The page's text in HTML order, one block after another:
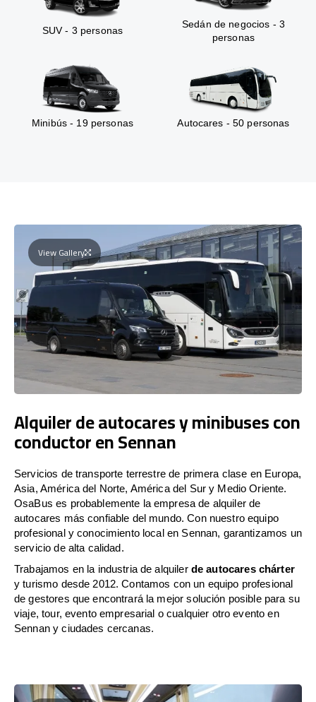
SUV - 3 personas
Sedán de negocios - 3
personas
Minibús - 19 personas Autocares - 50 personas
View Gallery
Alquiler de autocares y minibuses con
conductor en Sennan
Servicios de transporte terrestre de primera clase en Europa,
Asia, América del Norte, América del Sur y Medio Oriente.
OsaBus es probablemente la empresa de alquiler de
autocares más confiable del mundo. Con nuestro equipo
profesional y conocimiento local en Sennan, garantizamos un
servicio de alta calidad.
Trabajamos en la industria de alquiler de autocares chárter
y turismo desde 2012. Contamos con un equipo profesional
de gestores que encontrará la mejor solución posible para su
viaje, tour, evento empresarial o cualquier otro evento en
Sennan y ciudades cercanas.